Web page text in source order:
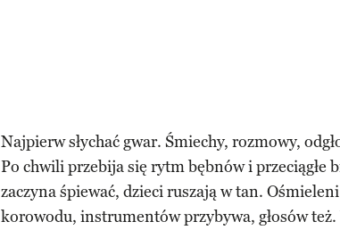
Najpierw słychać gwar. Śmiechy, rozmowy,
Po chwili przebija się rytm bębnów i przeciągłe
zaczyna śpiewać, dzieci ruszają w tan.
korowodu, instrumentów przybywa, głosów też.